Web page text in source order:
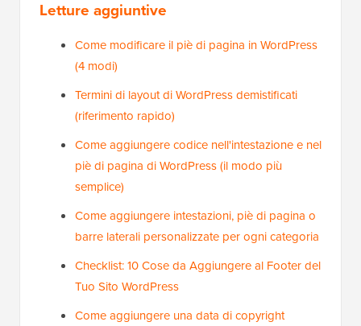
Letture aggiuntive
Come modificare il piè di pagina in WordPress
(4 modi)
Termini di layout di WordPress demistificati
(riferimento rapido)
Come aggiungere codice nell'intestazione e nel
piè di pagina di WordPress (il modo più
semplice)
Come aggiungere intestazioni, piè di pagina o
barre laterali personalizzate per ogni categoria
Checklist: 10 Cose da Aggiungere al Footer del
Tuo Sito WordPress
Come aggiungere una data di copyright